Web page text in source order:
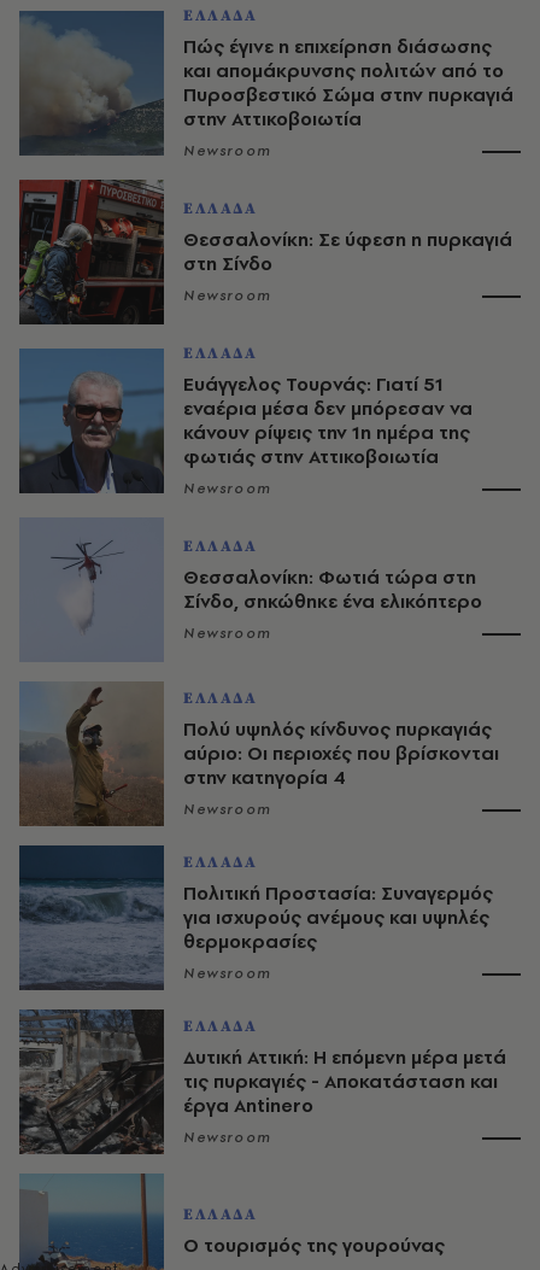
ΕΛΛΑΔΑ
Πώς έγινε η επιχείρηση διάσωσης
και απομάκρυνσης πολιτών από το
Πυροσβεστικό Σώμα στην πυρκαγιά
στην Αττικοβοιωτία
Newsroom
ΕΛΛΑΔΑ
Θεσσαλονίκη: Σε ύφεση η πυρκαγιά
στη Σίνδο
Newsroom
ΕΛΛΑΔΑ
Ευάγγελος Τουρνάς: Γιατί 51
εναέρια μέσα δεν μπόρεσαν να
κάνουν ρίψεις την 1η ημέρα της
φωτιάς στην Αττικοβοιωτία
Newsroom
ΕΛΛΑΔΑ
Θεσσαλονίκη: Φωτιά τώρα στη
Σίνδο, σηκώθηκε ένα ελικόπτερο
Newsroom
ΕΛΛΑΔΑ
Πολύ υψηλός κίνδυνος πυρκαγιάς
αύριο: Οι περιοχές που βρίσκονται
στην κατηγορία 4
Newsroom
ΕΛΛΑΔΑ
Πολιτική Προστασία: Συναγερμός
για ισχυρούς ανέμους και υψηλές
θερμοκρασίες
Newsroom
ΕΛΛΑΔΑ
Δυτική Αττική: Η επόμενη μέρα μετά
τις πυρκαγιές - Αποκατάσταση και
έργα Antinero
Newsroom
ΕΛΛΑΔΑ
Ο τουρισμός της γουρούνας